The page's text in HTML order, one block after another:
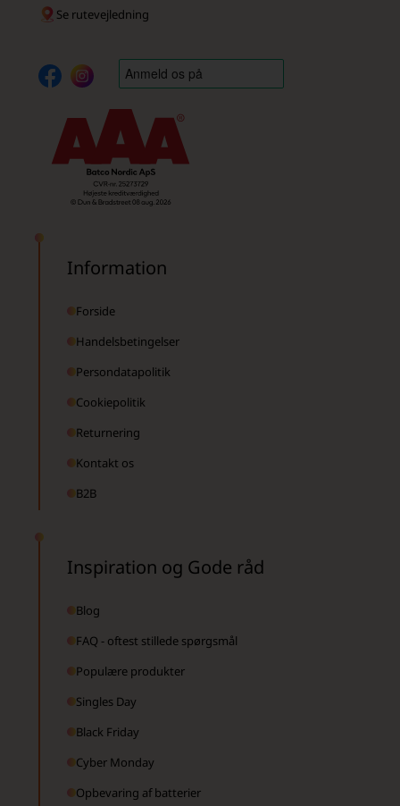
Se rutevejledning
Information
Forside
Handelsbetingelser
Persondatapolitik
Cookiepolitik
Returnering
Kontakt os
B2B
Inspiration og Gode råd
Blog
FAQ - oftest stillede spørgsmål
Populære produkter
Singles Day
Black Friday
Cyber Monday
Opbevaring af batterier